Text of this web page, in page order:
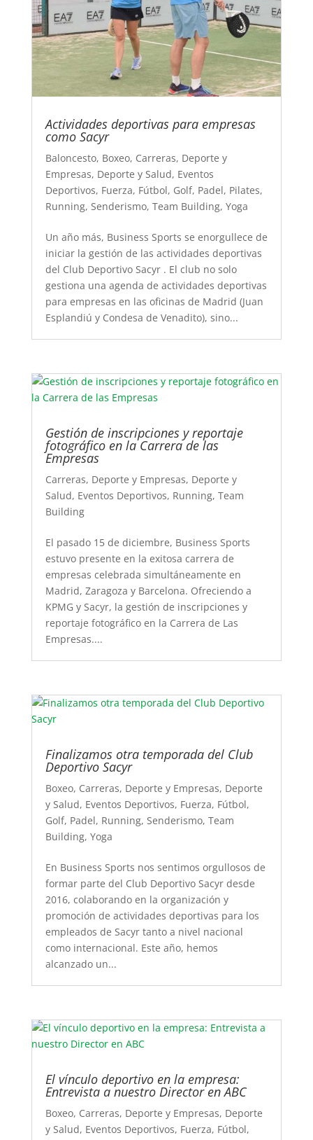
Actividades deportivas para empresas
como Sacyr
Baloncesto, Boxeo, Carreras, Deporte y
Empresas, Deporte y Salud, Eventos
Deportivos, Fuerza, Fútbol, Golf, Padel, Pilates,
Running, Senderismo, Team Building, Yoga
Un año más, Business Sports se enorgullece de
iniciar la gestión de las actividades deportivas
del Club Deportivo Sacyr . El club no solo
gestiona una agenda de actividades deportivas
para empresas en las oficinas de Madrid (Juan
Esplandiú y Condesa de Venadito), sino...
Gestión de inscripciones y reportaje
fotográfico en la Carrera de las
Empresas
Carreras, Deporte y Empresas, Deporte y
Salud, Eventos Deportivos, Running, Team
Building
El pasado 15 de diciembre, Business Sports
estuvo presente en la exitosa carrera de
empresas celebrada simultáneamente en
Madrid, Zaragoza y Barcelona. Ofreciendo a
KPMG y Sacyr, la gestión de inscripciones y
reportaje fotográfico en la Carrera de Las
Empresas....
Finalizamos otra temporada del Club
Deportivo Sacyr
Boxeo, Carreras, Deporte y Empresas, Deporte
y Salud, Eventos Deportivos, Fuerza, Fútbol,
Golf, Padel, Running, Senderismo, Team
Building, Yoga
En Business Sports nos sentimos orgullosos de
formar parte del Club Deportivo Sacyr desde
2016, colaborando en la organización y
promoción de actividades deportivas para los
empleados de Sacyr tanto a nivel nacional
como internacional. Este año, hemos
alcanzado un...
El vínculo deportivo en la empresa:
Entrevista a nuestro Director en ABC
Boxeo, Carreras, Deporte y Empresas, Deporte
y Salud, Eventos Deportivos, Fuerza, Fútbol,